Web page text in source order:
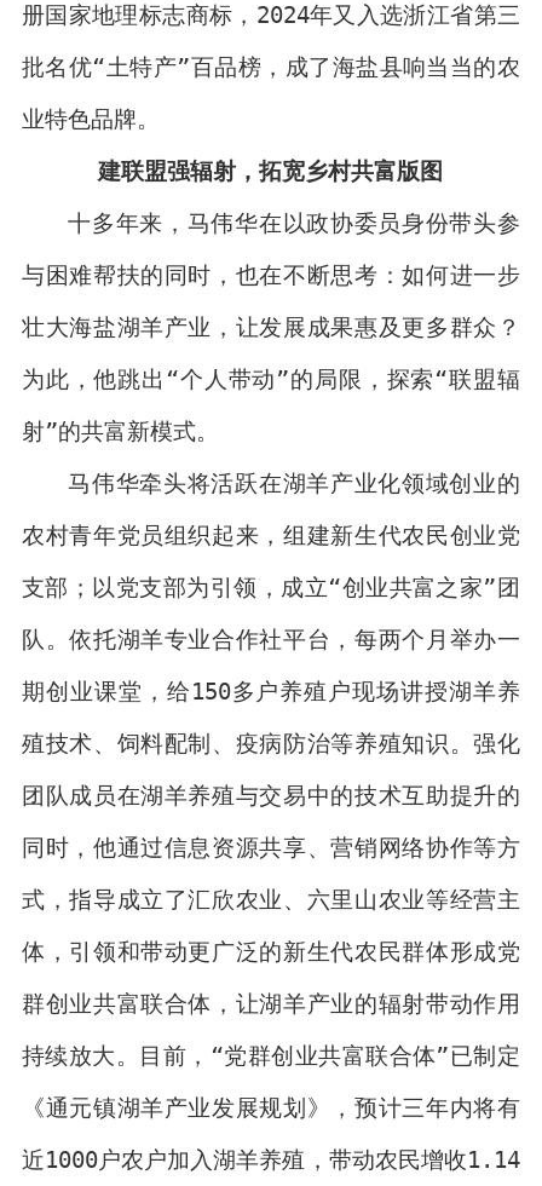
册国家地理标志商标，2024年又入选浙江省第三
批名优“土特产”百品榜，成了海盐县响当当的农
业特色品牌。
建联盟强辐射，拓宽乡村共富版图
十多年来，马伟华在以政协委员身份带头参
与困难帮扶的同时，也在不断思考：如何进一步
壮大海盐湖羊产业，让发展成果惠及更多群众？
为此，他跳出“个人带动”的局限，探索“联盟辐
射”的共富新模式。
马伟华牵头将活跃在湖羊产业化领域创业的
农村青年党员组织起来，组建新生代农民创业党
支部；以党支部为引领，成立“创业共富之家”团
队。依托湖羊专业合作社平台，每两个月举办一
期创业课堂，给150多户养殖户现场讲授湖羊养
殖技术、饲料配制、疫病防治等养殖知识。强化
团队成员在湖羊养殖与交易中的技术互助提升的
同时，他通过信息资源共享、营销网络协作等方
式，指导成立了汇欣农业、六里山农业等经营主
体，引领和带动更广泛的新生代农民群体形成党
群创业共富联合体，让湖羊产业的辐射带动作用
持续放大。目前，“党群创业共富联合体”已制定
《通元镇湖羊产业发展规划》，预计三年内将有
近1000户农户加入湖羊养殖，带动农民增收1.14